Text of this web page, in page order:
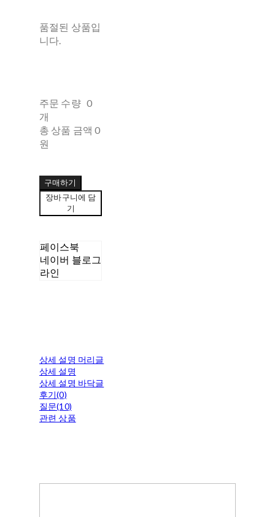
품절된 상품입
니다.
주문 수량 0
개
총 상품 금액 0
원
구매하기
장바구니에 담
기
페이스북
네이버 블로그
라인
상세 설명 머리글
상세 설명
상세 설명 바닥글
후기(0)
질문(10)
관련 상품